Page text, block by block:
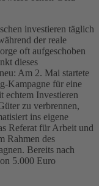
investieren täglich
der reale
oft aufgeschoben
dieses
Am 2. Mai startete
Kampagne für eine
echtem Investieren
zu verbrennen,
ins eigene
Referat für Arbeit und
Rahmen des
Bereits nach
5.000 Euro